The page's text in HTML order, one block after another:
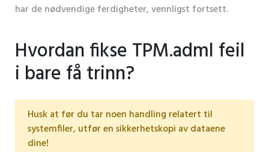
har de nødvendige ferdigheter, vennligst fortsett.
Hvordan fikse TPM.adml feil
i bare få trinn?
Husk at før du tar noen handling relatert til
systemfiler, utfør en sikkerhetskopi av dataene
dine!